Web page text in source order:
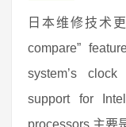
日本维修技术
compare”
system’s
support for
processors 主要